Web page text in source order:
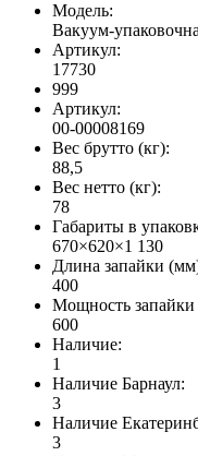
Модель:
Вакуум-
Артикул:
17730
999
Артикул:
00-00008169
Вес брутто (кг):
88,5
Вес нетто (кг):
78
Габариты в
670×620×1 130
Длина запайки
400
Мощность запайки
600
Наличие:
1
Наличие Барнаул:
3
Наличие
3